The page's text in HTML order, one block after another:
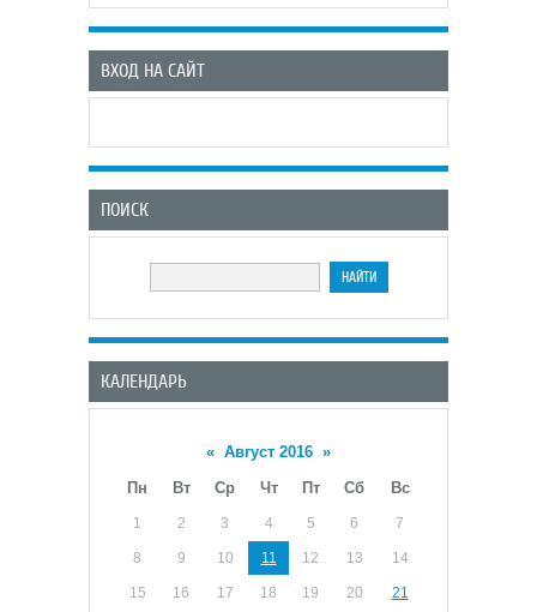
ВХОД НА САЙТ
ПОИСК
КАЛЕНДАРЬ
« Август 2016 »
Пн
Вт Ср Чт Пт Сб Вс
1 2 3 4 5 6 7
8 9 10 11 12 13 14
15 16 17 18 19 20 21